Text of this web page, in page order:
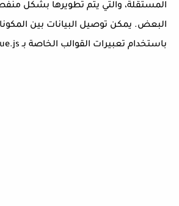
المستقلة، والتي يتم تطويرها بشكل
البعض. يمكن توصيل البيانات بين
باستخدام تعبيرات القوالب الخاصة بـ Vue.js.